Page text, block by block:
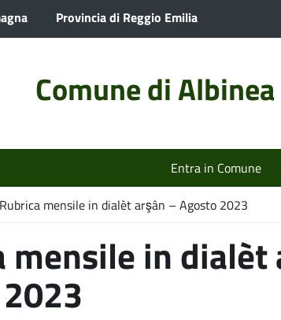
Provincia di Reggio Emilia
Comune di Albinea
Entra in Comune
Rubrica mensile in dialèt arşân – Agosto 2023
mensile in dialèt